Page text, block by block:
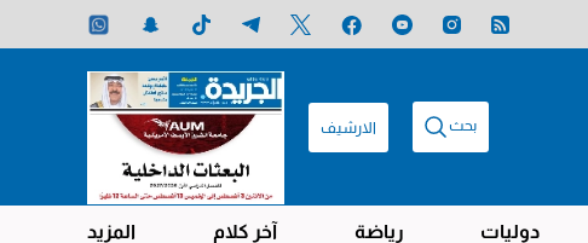
بحث الارشيف
دوليات رياضة آخر كلام المزيد